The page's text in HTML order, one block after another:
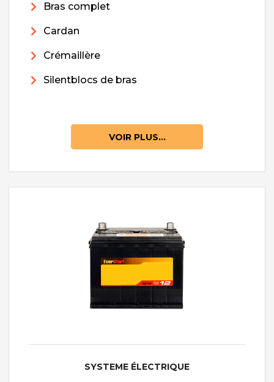
Bras complet
Cardan
Crémaillère
Silentblocs de bras
VOIR PLUS...
SYSTEME ÉLECTRIQUE